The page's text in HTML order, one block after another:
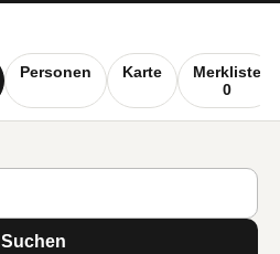
Personen Karte
Merkliste
0
Suchen